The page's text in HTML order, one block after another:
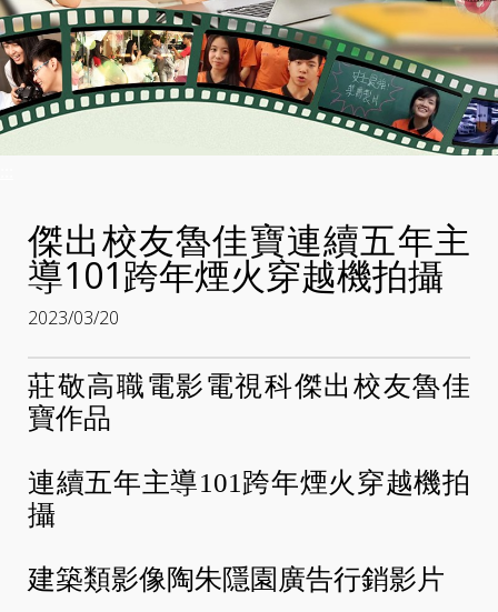
傑出校友魯佳寶連續五年主
導101跨年煙火穿越機拍攝
2023/03/20
莊敬高職電影電視科傑出校友魯佳
寶作品
連續五年主導101跨年煙火穿越機拍
攝
建築類影像陶朱隱園廣告行銷影片